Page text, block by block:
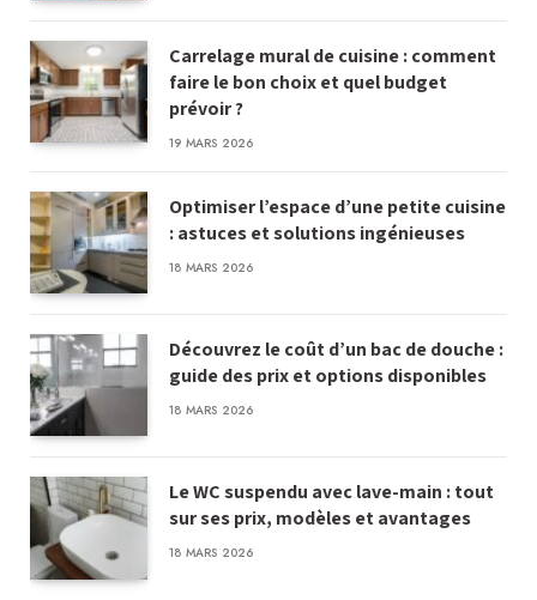
Carrelage mural de cuisine : comment
faire le bon choix et quel budget
prévoir ?
19 MARS 2026
Optimiser l’espace d’une petite cuisine
: astuces et solutions ingénieuses
18 MARS 2026
Découvrez le coût d’un bac de douche :
guide des prix et options disponibles
18 MARS 2026
Le WC suspendu avec lave-main : tout
sur ses prix, modèles et avantages
18 MARS 2026